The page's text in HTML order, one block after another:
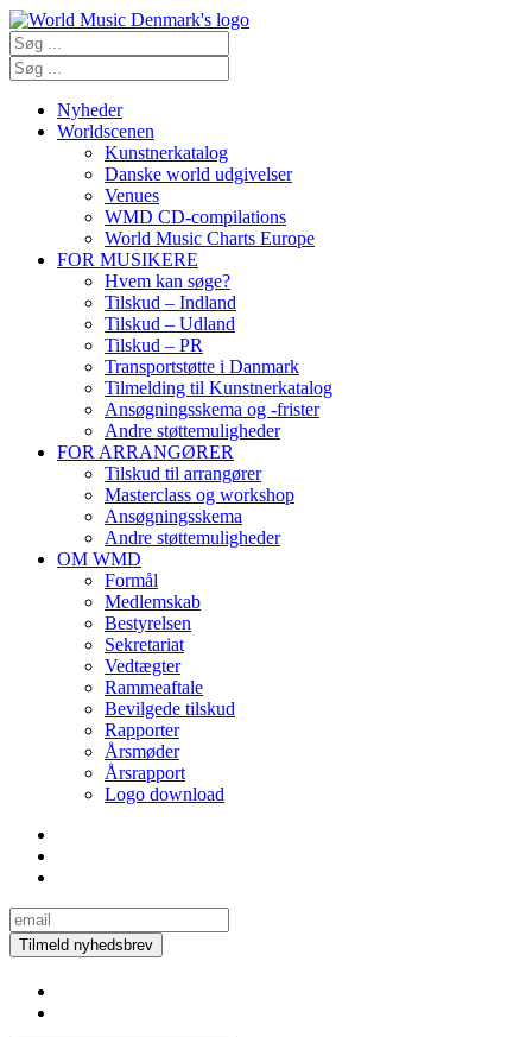
Nyheder
Worldscenen
Kunstnerkatalog
Danske world udgivelser
Venues
WMD CD-compilations
World Music Charts Europe
FOR MUSIKERE
Hvem kan søge?
Tilskud – Indland
Tilskud – Udland
Tilskud – PR
Transportstøtte i Danmark
Tilmelding til Kunstnerkatalog
Ansøgningsskema og -frister
Andre støttemuligheder
FOR ARRANGØRER
Tilskud til arrangører
Masterclass og workshop
Ansøgningsskema
Andre støttemuligheder
OM WMD
Formål
Medlemskab
Bestyrelsen
Sekretariat
Vedtægter
Rammeaftale
Bevilgede tilskud
Rapporter
Årsmøder
Årsrapport
Logo download